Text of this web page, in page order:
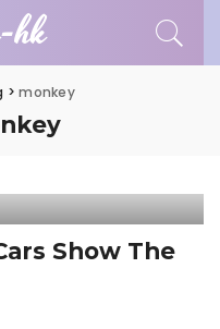
hk
>monkey
Show The